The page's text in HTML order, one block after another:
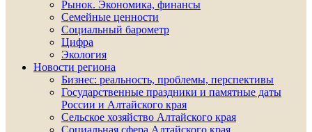
Рынок. Экономика, финансы
Семейные ценности
Социальный барометр
Цифра
Экология
Новости региона
Бизнес: реальность, проблемы, перспективы
Государственные праздники и памятные даты
России и Алтайского края
Сельское хозяйство Алтайского края
Социальная сфера Алтайского края